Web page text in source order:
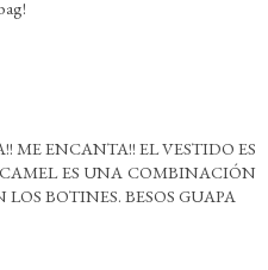
ME ENCANTA!! EL VESTIDO ES
ES UNA COMBINACIÓN
BOTINES. BESOS GUAPA